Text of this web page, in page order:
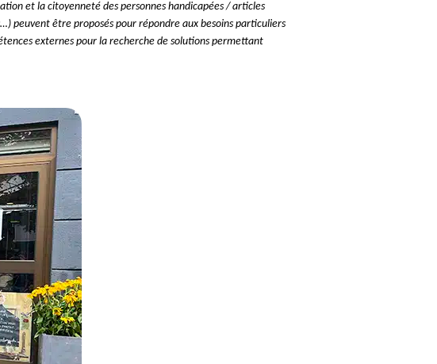
et la citoyenneté des personnes handicapées / articles
peuvent être proposés pour répondre aux besoins particuliers
externes pour la recherche de solutions permettant